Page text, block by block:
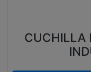
CUCHILLA